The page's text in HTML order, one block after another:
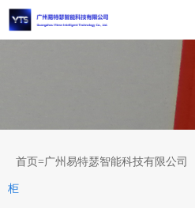
首页=广州易特瑟智能科技有限公司
柜